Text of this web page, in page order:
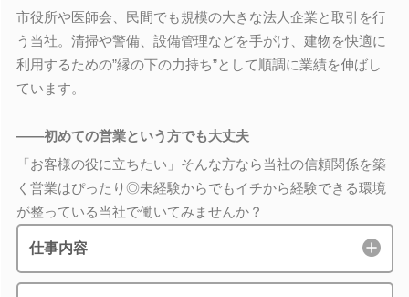
市役所や医師会、民間でも規模の大きな法人企業と取引を行
う当社。清掃や警備、設備管理などを手がけ、建物を快適に
利用するための”縁の下の力持ち”として順調に業績を伸ばし
ています。
――初めての営業という方でも大丈夫
「お客様の役に立ちたい」そんな方なら当社の信頼関係を築
く営業はぴったり◎未経験からでもイチから経験できる環境
が整っている当社で働いてみませんか？
仕事内容